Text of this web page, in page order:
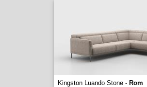
Kingston Luando Stone - Rom